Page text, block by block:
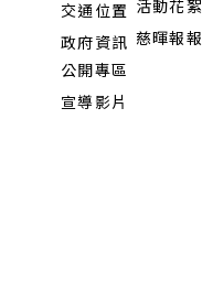
交通位置
政府資訊
公開專區
宣導影片
活動花絮
慈暉報報